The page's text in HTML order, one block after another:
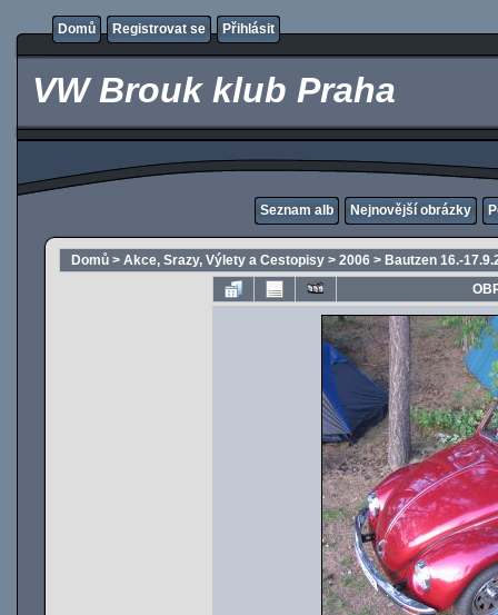
Domů Registrovat se Přihlásit
VW Brouk klub Praha
Seznam alb Nejnovější obrázky
Domů > Akce, Srazy, Výlety a Cestopisy > 2006 > Bautzen 16.-